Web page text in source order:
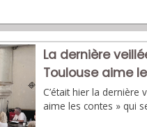
La dernière
Toulouse aime
C’était hier la
aime les contes » qui